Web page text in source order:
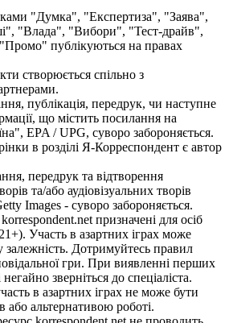
"Думка", "Експертиза", "Заява",
"Влада", "Вибори", "Тест-драйв",
публікуються на правах
створюється спільно з
публікація, передрук, чи наступне
що містить посилання на
EPA / UPG, суворо забороняється.
в розділі Я-Корреспондент є автор
передрук та відтворення
та/або аудіовізуальних творів
Images - суворо забороняється.
призначені для осіб
Участь в азартних іграх може
залежність. Дотримуйтесь правил
гри. При виявленні перших
зверніться до спеціаліста.
в азартних іграх не може бути
або альтернативою роботі.